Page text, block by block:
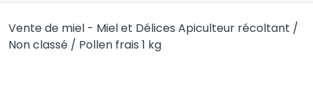
Vente de miel - Miel et Délices Apiculteur récoltant /
Non classé / Pollen frais 1 kg